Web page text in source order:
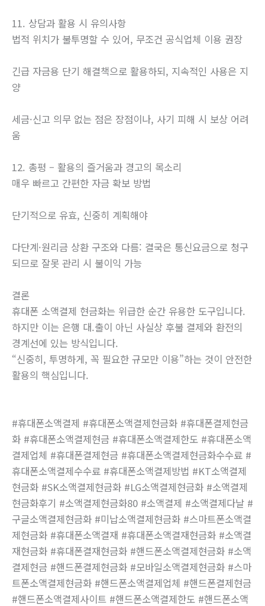
11. 상담과 활용 시 유의사항
법적 위치가 불투명할 수 있어, 무조건 공식업체 이용 권장
긴급 자금용 단기 해결책으로 활용하되, 지속적인 사용은 지
양
세금·신고 의무 없는 점은 장점이나, 사기 피해 시 보상 어려
움
12. 총평 – 활용의 즐거움과 경고의 목소리
매우 빠르고 간편한 자금 확보 방법
단기적으로 유효, 신중히 계획해야
다단계·원리금 상환 구조와 다름: 결국은 통신요금으로 청구
되므로 잘못 관리 시 불이익 가능
결론
휴대폰 소액결제 현금화는 위급한 순간 유용한 도구입니다.
하지만 이는 은행 대.출이 아닌 사실상 후불 결제와 환전의
경계선에 있는 방식입니다.
“신중히, 투명하게, 꼭 필요한 규모만 이용”하는 것이 안전한
활용의 핵심입니다.
#휴대폰소액결제 #휴대폰소액결제현금화 #휴대폰결제현금
화 #휴대폰소액결제현금 #휴대폰소액결제한도 #휴대폰소액
결제업체 #휴대폰결제현금 #휴대폰소액결제현금화수수료 #
휴대폰소액결제수수료 #휴대폰소액결제방법 #KT소액결제
현금화 #SK소액결제현금화 #LG소액결제현금화 #소액결제
현금화후기 #소액결제현금화80 #소액결제 #소액결제다날 #
구글소액결제현금화 #미납소액결제현금화 #스마트폰소액결
제현금화 #휴대폰소액결재 #휴대폰소액결재현금화 #소액결
재현금화 #휴대폰결재현금화 #핸드폰소액결제현금화 #소액
결제현금 #핸드폰결제현금화 #모바일소액결제현금화 #스마
트폰소액결제현금화 #핸드폰소액결제업체 #핸드폰결제현금
#핸드폰소액결제사이트 #핸드폰소액결제한도 #핸드폰소액